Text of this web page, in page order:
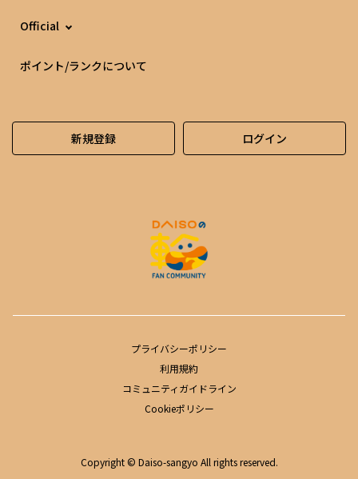
Official
ポイント/ランクについて
新規登録 ログイン
プライバシーポリシー
利用規約
コミュニティガイドライン
Cookieポリシー
Copyright © Daiso-sangyo All rights reserved.